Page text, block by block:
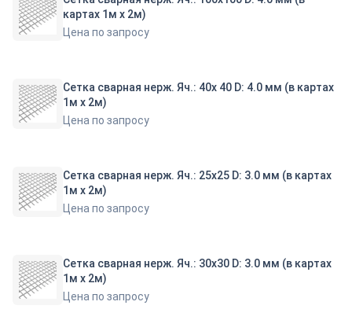
картах 1м х 2м)
Цена по запросу
Сетка сварная нерж. Яч.: 40х 40 D: 4.0 мм (в картах
1м х 2м)
Цена по запросу
Сетка сварная нерж. Яч.: 25х25 D: 3.0 мм (в картах
1м х 2м)
Цена по запросу
Сетка сварная нерж. Яч.: 30х30 D: 3.0 мм (в картах
1м х 2м)
Цена по запросу